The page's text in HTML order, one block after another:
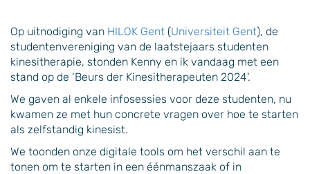
Op uitnodiging van HILOK Gent (Universiteit Gent), de
studentenvereniging van de laatstejaars studenten
kinesitherapie, stonden Kenny en ik vandaag met een
stand op de ‘Beurs der Kinesitherapeuten 2024'.
We gaven al enkele infosessies voor deze studenten, nu
kwamen ze met hun concrete vragen over hoe te starten
als zelfstandig kinesist.
We toonden onze digitale tools om het verschil aan te
tonen om te starten in een éénmanszaak of in